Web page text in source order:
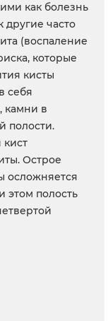
как болезнь
другие часто
(воспаление
которые
кисты
себя
камни в
полости.
кист
Острое
осложняется
этом полость